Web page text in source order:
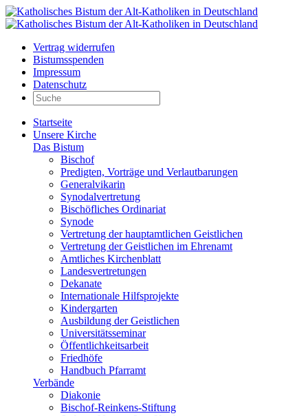
Vertrag widerrufen
Bistumsspenden
Impressum
Datenschutz
Startseite
Unsere Kirche
Das Bistum
Bischof
Predigten, Vorträge und Verlautbarungen
Generalvikarin
Synodalvertretung
Bischöfliches Ordinariat
Synode
Vertretung der hauptamtlichen Geistlichen
Vertretung der Geistlichen im Ehrenamt
Amtliches Kirchenblatt
Landesvertretungen
Dekanate
Internationale Hilfsprojekte
Kindergarten
Ausbildung der Geistlichen
Universitätsseminar
Öffentlichkeitsarbeit
Friedhöfe
Handbuch Pfarramt
Verbände
Diakonie
Bischof-Reinkens-Stiftung